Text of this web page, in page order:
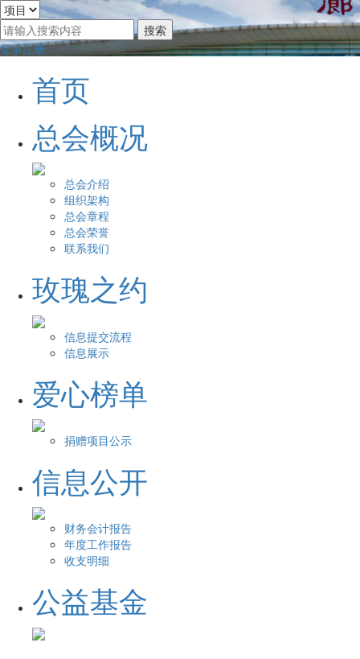
登录注册
首页
总会概况
总会介绍
组织架构
总会章程
总会荣誉
联系我们
玫瑰之约
信息提交流程
信息展示
爱心榜单
捐赠项目公示
信息公开
财务会计报告
年度工作报告
收支明细
公益基金